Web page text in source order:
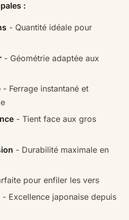
:
- Quantité idéale pour
- Géométrie adaptée aux
- Ferrage instantané et
- Tient face aux gros
- Durabilité maximale en
pour enfiler les vers
- Excellence japonaise depuis